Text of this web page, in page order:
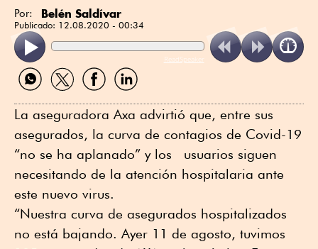
Por: Belén Saldívar
Publicado: 12.08.2020 - 00:34
ReadSpeaker
Compartir
por
Compartir
por
Compartir
por
Compartir
por
La aseguradora Axa advirtió que, entre sus
asegurados, la curva de contagios de Covid-19
“no se ha aplanado” y los usuarios siguen
necesitando de la atención hospitalaria ante
este nuevo virus.
“Nuestra curva de asegurados hospitalizados
no está bajando. Ayer 11 de agosto, tuvimos